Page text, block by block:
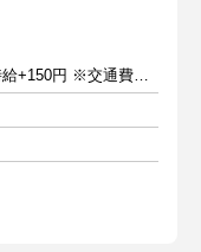
時給1200円～【早朝】時給+150円 ※交通費支給